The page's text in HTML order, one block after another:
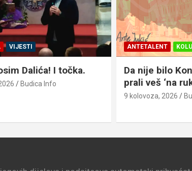
VIJESTI
Dalića! I točka.
Budica Info
ANTETALENT
Da nije bilo
prali veš ‘na
9 kolovoza, 2026